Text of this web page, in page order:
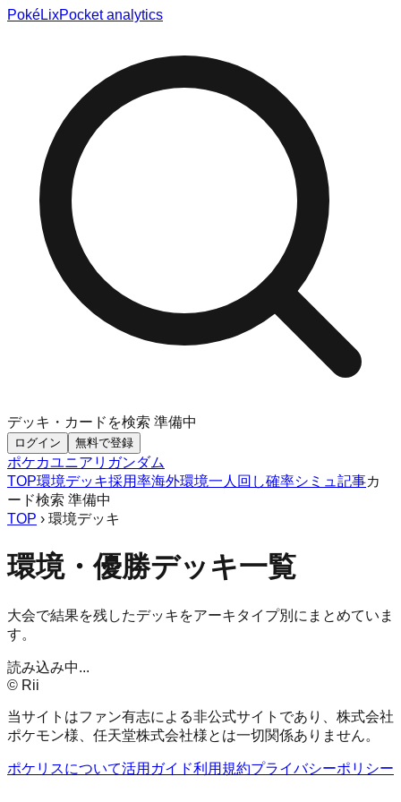
PokéLixPocket analytics
デッキ・カードを検索 準備中
ログイン 無料で登録
ポケカユニアリ ガンダム
TOP環境デッキ採用率海外環境一人回し確率シミュ 記事カ
ード検索 準備中
TOP › 環境デッキ
環境・優勝デッキ一覧
大会で結果を残したデッキをアーキタイプ別にまとめていま
す。
読み込み中...
© Rii
当サイトはファン有志による非公式サイトであり、株式会社
ポケモン様、任天堂株式会社様とは一切関係ありません。
ポケリスについて活用ガイド利用規約プライバシーポリシー